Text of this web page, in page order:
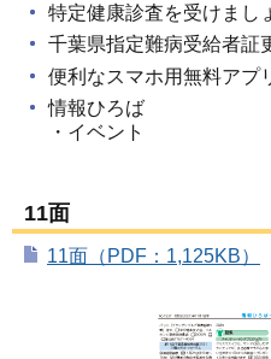
特定健康診査を受けまし
千葉県指定難病受給者証
便利なスマホ用無料アプ
情報ひろば
・イベント
11面
11面（PDF：1,125KB）